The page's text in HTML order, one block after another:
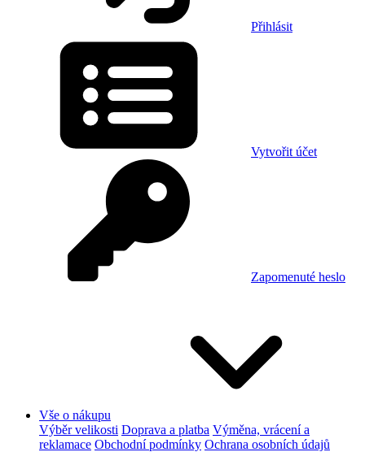
Přihlásit
Vytvořit účet
Zapomenuté heslo
Vše o nákupu
Výběr velikosti Doprava a platba Výměna, vrácení a
reklamace Obchodní podmínky Ochrana osobních údajů